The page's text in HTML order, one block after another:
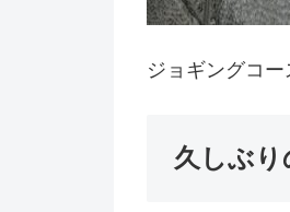
ジョギングコー
久しぶり